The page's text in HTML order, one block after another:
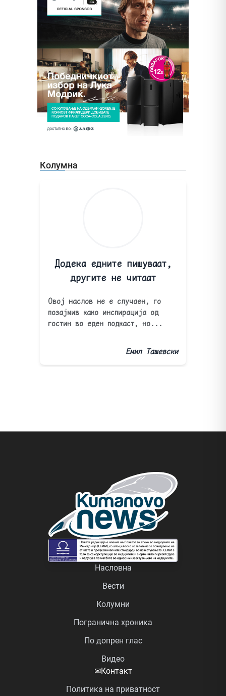
Колумна
Додека едните пишуваат,
другите не читаат
Овој наслов не е случаен, го
позајмив како инспирација од
гостин во еден подкаст, но...
Емил Ташевски
Насловна
Вести
Колумни
Погранична хроника
По допрен глас
Видео
✉Контакт
Политика на приватност